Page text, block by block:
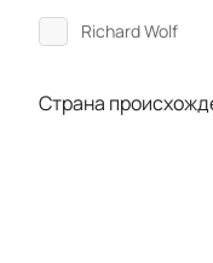
Richard Wolf
Страна